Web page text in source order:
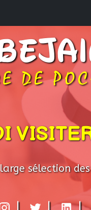
sélection